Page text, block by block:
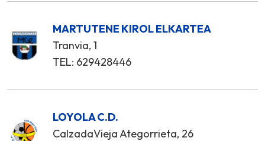
MARTUTENE KIROL ELKARTEA
Tranvia, 1
TEL: 629428446
LOYOLA C.D.
CalzadaVieja Ategorrieta, 26